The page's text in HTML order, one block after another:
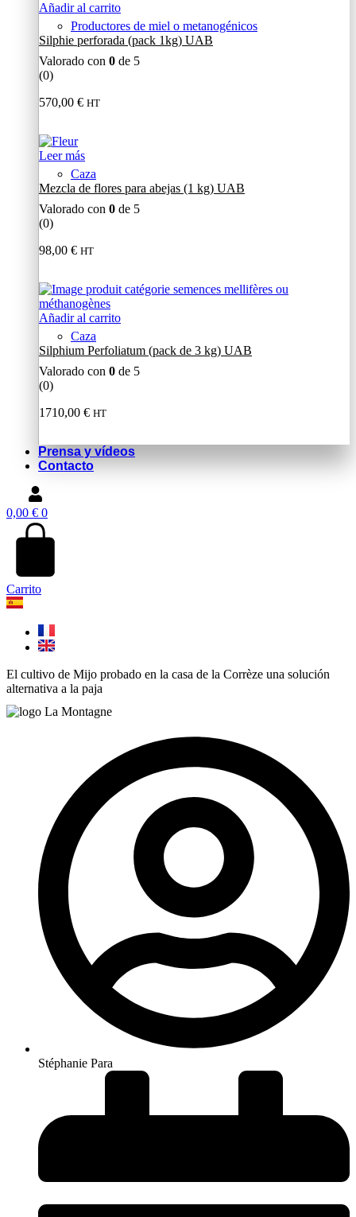
Añadir al carrito
Productores de miel o metanogénicos
Silphie perforada (pack 1kg) UAB
Valorado con 0 de 5
(0)
570,00 € HT
Leer más
Caza
Mezcla de flores para abejas (1 kg) UAB
Valorado con 0 de 5
(0)
98,00 € HT
Añadir al carrito
Caza
Silphium Perfoliatum (pack de 3 kg) UAB
Valorado con 0 de 5
(0)
1710,00 € HT
Prensa y vídeos
Contacto
0,00 € 0
Carrito
El cultivo de Mijo probado en la casa de la Corrèze una solución
alternativa a la paja
Stéphanie Para